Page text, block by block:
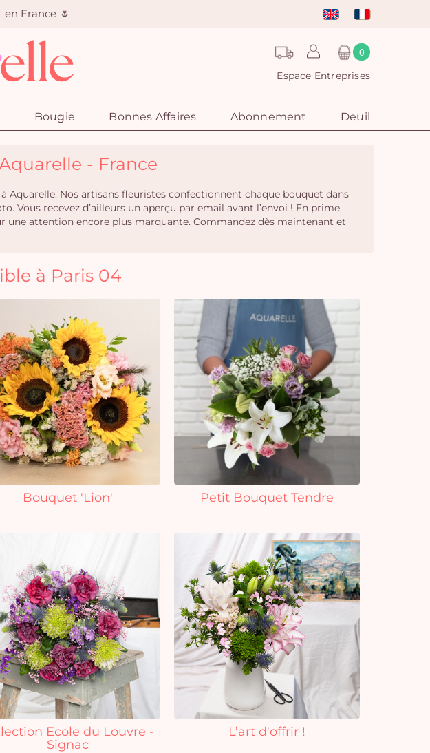
France 🌷
0
Espace Entreprises
Bougie Bonnes Affaires Abonnement Deuil
- France
Aquarelle. Nos artisans fleuristes confectionnent chaque bouquet dans
Vous recevez d’ailleurs un aperçu par email avant l’envoi ! En prime,
une attention encore plus marquante. Commandez dès maintenant et
à Paris 04
Bouquet 'Lion' Petit Bouquet Tendre
Ecole du Louvre -
Signac
L’art d'offrir !